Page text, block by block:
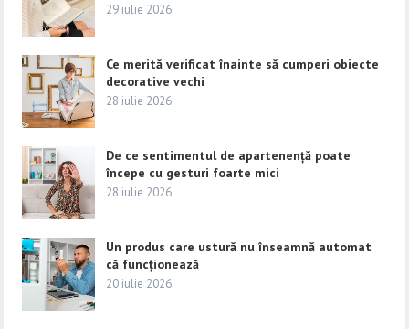
29 iulie 2026
Ce merită verificat înainte să cumperi obiecte
decorative vechi
28 iulie 2026
De ce sentimentul de apartenență poate
începe cu gesturi foarte mici
28 iulie 2026
Un produs care ustură nu înseamnă automat
că funcționează
20 iulie 2026